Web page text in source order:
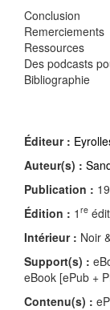
Conclusion
Remerciements
Ressources
Des podcasts
Bibliographie
Éditeur :
Auteur(s) :
Publication :
Édition : 1 re
Intérieur : Noir
Support(s) :
eBook [ePub +
Contenu(s) :